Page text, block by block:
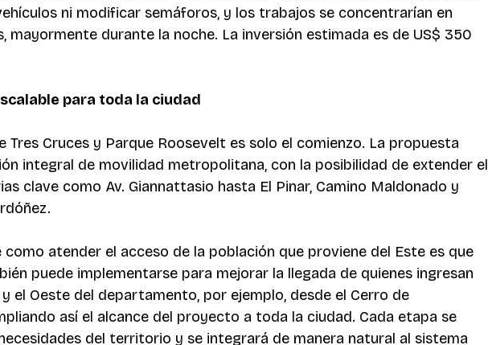
ni modificar semáforos, y los trabajos se concentrarían en
mayormente durante la noche. La inversión estimada es de US$ 350
para toda la ciudad
Tres Cruces y Parque Roosevelt es solo el comienzo. La propuesta
integral de movilidad metropolitana, con la posibilidad de extender el
clave como Av. Giannattasio hasta El Pinar, Camino Maldonado y
atender el acceso de la población que proviene del Este es que
puede implementarse para mejorar la llegada de quienes ingresan
el Oeste del departamento, por ejemplo, desde el Cerro de
así el alcance del proyecto a toda la ciudad. Cada etapa se
del territorio y se integrará de manera natural al sistema